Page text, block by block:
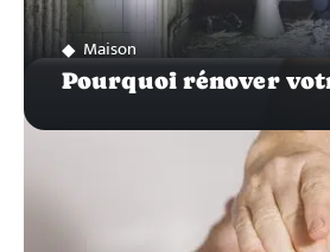
Maison
Pourquoi rénover